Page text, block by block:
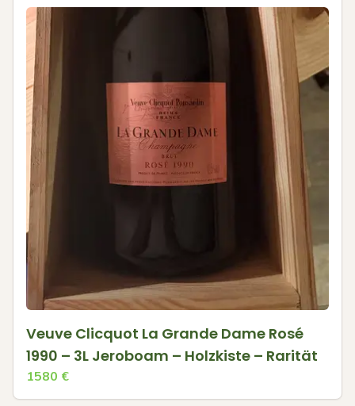
Veuve Clicquot La Grande Dame Rosé
1990 – 3L Jeroboam – Holzkiste – Rarität
1580 €